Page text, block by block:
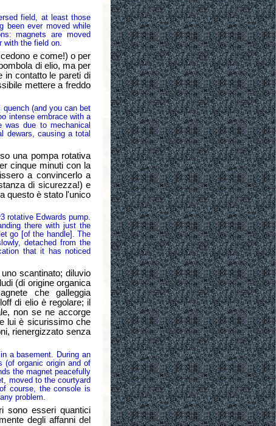
field, at least those
been ever moved while
magnets are moved
the field on.
e come!) o per
di elio, ma per
in contatto le pareti di
mettere a freddo
(and you can bet
intense embrace with a
was due to mechanical
dewars, causing a total
una pompa rotativa
cinque minuti con la
a convincerlo a
di sicurezza!) e
questo è stato l'unico
rotative Edwards pump.
there with just the
go [of the handle]. The
detached from the
that it has noticed
scantinato; diluvio
(di origine organica
che galleggia
di elio è regolare; il
non se ne accorge
lui è sicurissimo che
rienergizzato senza
a basement. During an
(of organic origin and of
the magnet peacefully
moved to the courtyard
course, the console is
problem.
esseri quantici
degli affanni del